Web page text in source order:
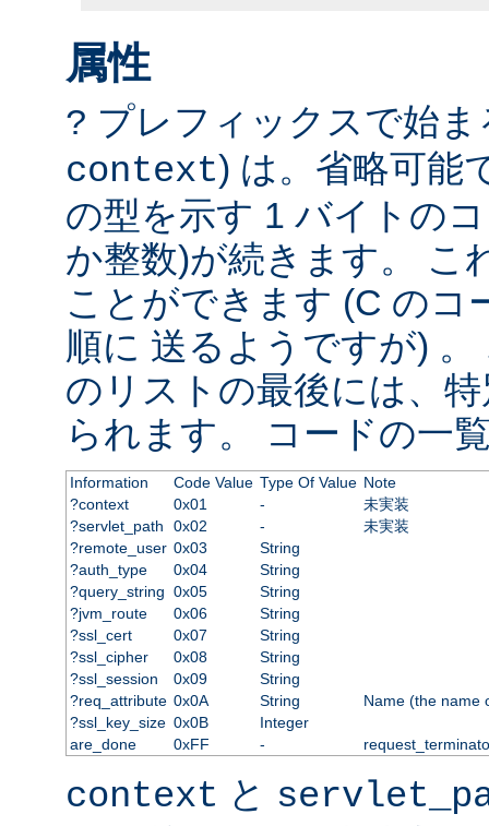
属性
? プレフィックスで始
context) は。省略可能
の型を示す 1 バイトの
か整数)が続きます。 こ
ことができます (C のコ
順に 送るようですが)
のリストの最後には、
られます。 コードの一
Information Code Value Type Of Value Note
?context
0x01 -
未実装
?servlet_path
0x02 -
未実装
?remote_user 0x03
String
?auth_type
0x04
String
?query_string 0x05
String
?jvm_route
0x06
String
?ssl_cert
0x07
String
?ssl_cipher
0x08
String
?ssl_session
0x09
String
?req_attribute 0x0A String
Name (the name
?ssl_key_size 0x0B
Integer
are_done
0xFF -
context と